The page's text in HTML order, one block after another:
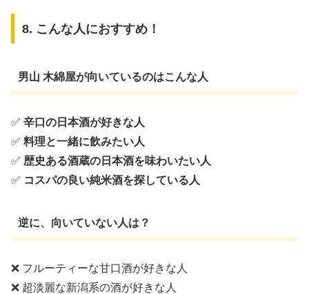
8. こんな人におすすめ！
男山 木綿屋が向いているのはこんな人
✅ 辛口の日本酒が好きな人
✅ 料理と一緒に飲みたい人
✅ 歴史ある酒蔵の日本酒を味わいたい人
✅ コスパの良い純米酒を探している人
逆に、向いていない人は？
❌ フルーティーな甘口酒が好きな人
❌ 超淡麗な新潟系の酒が好きな人